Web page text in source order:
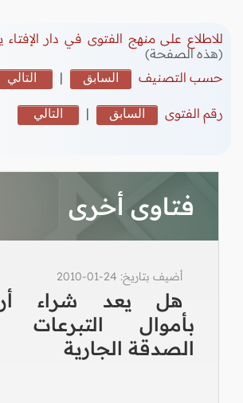
للاطلاع على منهج الفتوى في دار الإفتاء
(هذه الصفحة)
حسب التصنيف
السابق | التالي
رقم الفتوى السابق | التالي
فتاوى أخرى
أضيف بتاريخ: 24-01-2010
هل يعد شراء
بأموال
الصدقة الجارية